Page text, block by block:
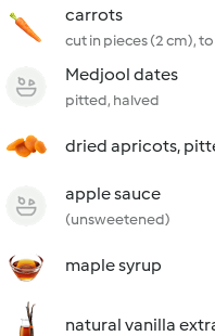
carrots
cut in pieces (2 cm),
Medjool dates
pitted, halved
dried apricots,
apple sauce
(unsweetened)
maple syrup
natural vanilla